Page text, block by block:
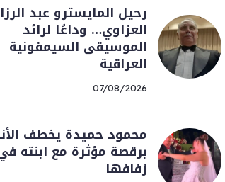
رحيل المايسترو عبد
العزاوي… وداعًا لرائد
الموسيقى السيمفونية
العراقية
07/08/2026
محمود حميدة يخطف
برقصة مؤثرة مع ابنته
زفافها